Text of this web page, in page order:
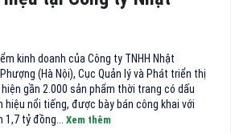
kinh doanh của Công ty TNHH Nhật
(Hà Nội), Cục Quản lý và Phát triển thị
gần 2.000 sản phẩm thời trang có dấu
hiệu nổi tiếng, được bày bán công khai với
tỷ đồng... Xem thêm